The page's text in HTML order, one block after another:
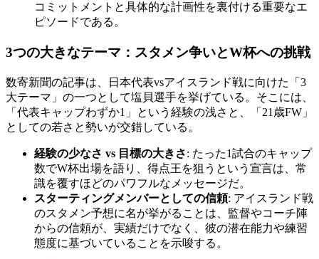
コミットメントと具体的な計画性を裏付ける重要なエ
ピソードである。
3つの大きなテーマ：スタメン争いとW杯への挑戦
数寄新聞の記事は、日本代表vsアイスランド戦に向けた「3
大テーマ」の一つとして塩貝選手を挙げている。そこには、
「代表キャップわずか1」という経験の浅さと、「21歳FW」
としての若さと勢いが交錯している。
経験の少なさ vs 目標の大きさ: たった1試合のキャップ
数でW杯出場を語り、得点王を狙うという宣言は、常
識を覆すほどのパワフルなメッセージだ。
スターティングメンバーとしての信頼: アイスランド戦
のスタメン予想に名が挙がることは、監督やコーチ陣
からの信頼が、実績だけでなく、彼の潜在能力や練習
態度に基づいていることを示唆する。